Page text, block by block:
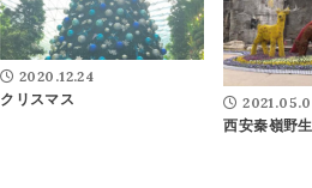
2020.12.24
クリスマス
西安秦嶺野